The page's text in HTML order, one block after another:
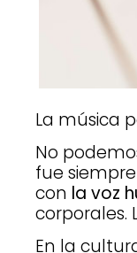
La música
No
fue
con la voz
corporales.
En la